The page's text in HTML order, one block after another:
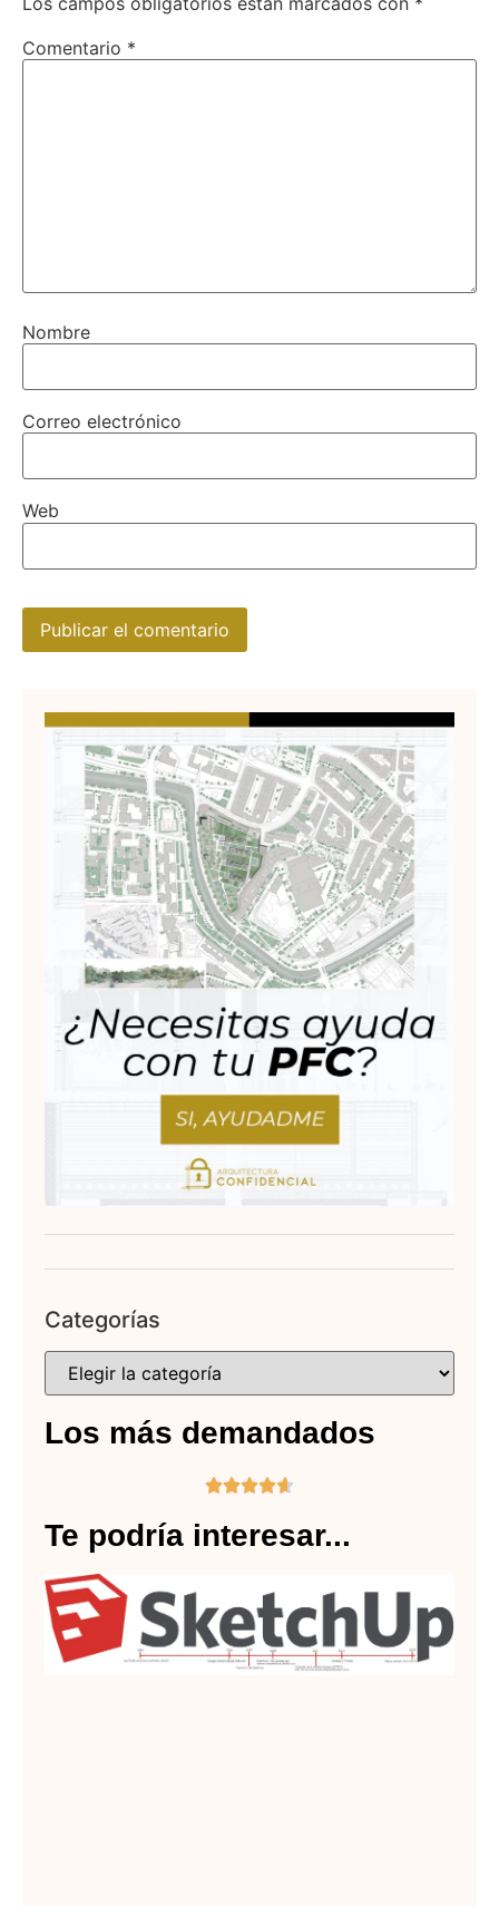
Comentario *
Nombre
Correo electrónico
Web
Categorías
Los más demandados

Te podría interesar...